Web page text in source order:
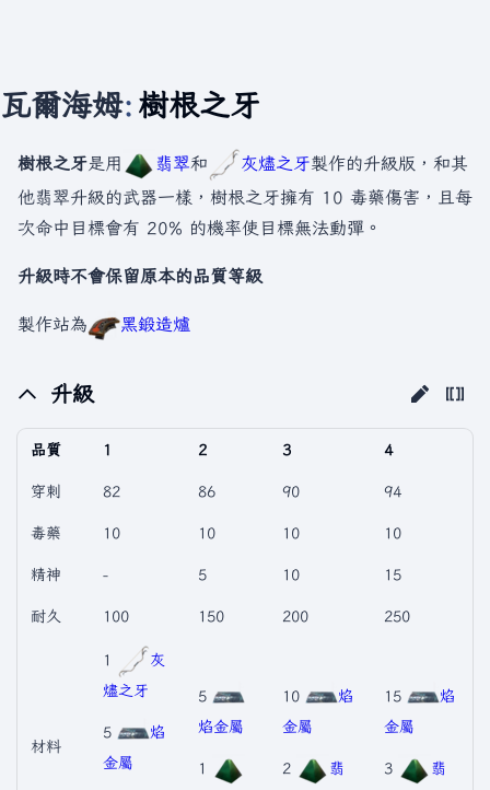
瓦爾海姆: 樹根之牙
樹根之牙是用 翡翠和 灰燼之牙製作的升級版，和其
他翡翠升級的武器一樣，樹根之牙擁有 10 毒藥傷害，且每
次命中目標會有 20% 的機率使目標無法動彈。
升級時不會保留原本的品質等級
製作站為 黑鍛造爐
升級
品質 1 2 3 4
穿刺 82 86 90 94
毒藥 10 10 10 10
精神 - 5 10 15
耐久 100 150 200 250
材料
1
灰
燼之牙
5
焰
金屬
5
焰金屬
1
10
焰
金屬
2
翡
15
焰
金屬
3
翡